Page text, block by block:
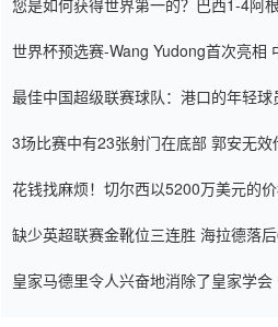
您是如何获得世界第一的？巴西1-4阿
世界杯预选赛-Wang Yudong首次亮相
最佳中国超级联赛球队：港口的年轻球
3场比赛中有23张射门在底部 郭安无
花钱找麻烦！切尔西以5200万美元的
缺少英超联赛金靴位三连胜 海拉德落
皇家马德里令人兴奋地消除了皇家学会